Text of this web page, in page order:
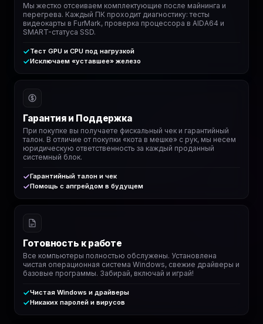
Мы жестко отсеиваем комплектующие после майнинга и
перегрева. Каждый ПК проходит диагностику: тесты
видеокарты в FurMark, проверка процессора в AIDA64 и
SMART-статуса SSD.
Тест GPU и CPU под нагрузкой
Исключаем «уставшее» железо
Гарантия и Поддержка
При покупке вы получаете фискальный чек и гарантийный
талон. В отличие от покупки «кота в мешке» с рук, мы несем
юридическую ответственность за каждый проданный
системный блок.
Гарантийный талон и чек
Помощь с апгрейдом в будущем
Готовность к работе
Все компьютеры полностью обслужены. Установлена
чистая операционная система Windows, свежие драйверы и
базовые программы. Забирай, включай и играй!
Чистая Windows и драйверы
Никаких паролей и вирусов